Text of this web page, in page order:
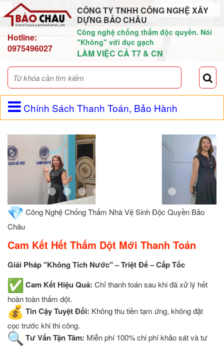
Hotline:
0975496027
CÔNG TY TNHH CÔNG NGHỆ XÂY
DỰNG BẢO CHÂU
Công nghệ chống thấm độc quyền. Nói
"Không" với đục gạch
LÀM VIỆC CẢ T7 & CN
Chính Sách Thanh Toán, Bảo Hành
Công Nghệ Chống Thấm Nhà Vệ Sinh Độc Quyền Bảo
Châu
Cam Kết Hết Thấm Dột Mới Thanh Toán
Giải Pháp "Không Tích Nước" – Triệt Để – Cấp Tốc
Cam Kết Hiệu Quả: Chỉ thanh toán sau khi đã xử lý hết
hoàn toàn thấm dột.
Tin Cậy Tuyệt Đối: Không thu tiền tạm ứng, không đặt
cọc trước khi thi công.
Tư Vấn Tận Tâm: Miễn phí 100% chi phí khảo sát và tư